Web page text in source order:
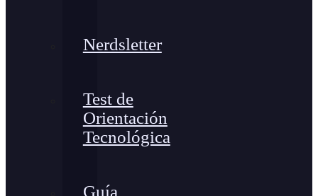
Nerdsletter
Test de
Orientación
Tecnológica
Guía